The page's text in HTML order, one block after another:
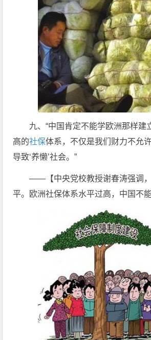
九、“中国肯定不能学欧洲那样建
高的社保体系，不仅是我们财力不允
导致‘养懒’社会。”
——【中央党校教授谢春涛强调
平。欧洲社保体系水平过高，中国不能